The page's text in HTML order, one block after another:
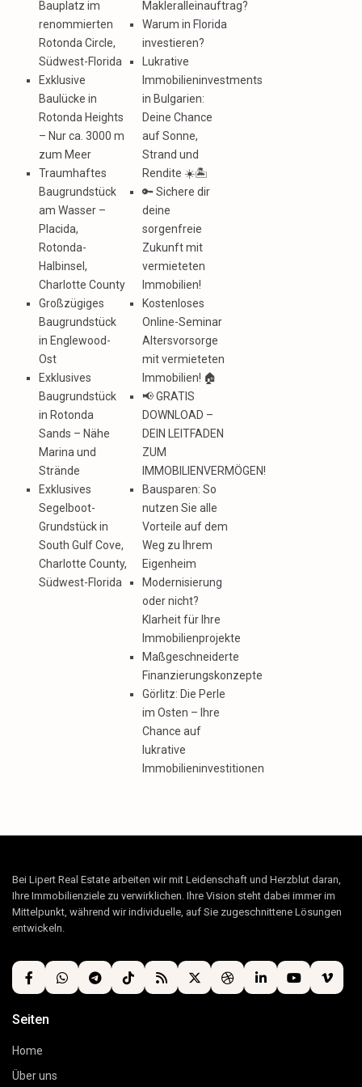
Bauplatz im
renommierten
Rotonda Circle,
Südwest-Florida
Exklusive
Baulücke in
Rotonda Heights
– Nur ca. 3000 m
zum Meer
Traumhaftes
Baugrundstück
am Wasser –
Placida,
Rotonda-
Halbinsel,
Charlotte County
Großzügiges
Baugrundstück
in Englewood-
Ost
Exklusives
Baugrundstück
in Rotonda
Sands – Nähe
Marina und
Strände
Exklusives
Segelboot-
Grundstück in
South Gulf Cove,
Charlotte County,
Südwest-Florida
Makleralleinauftrag?
Warum in Florida
investieren?
Lukrative
Immobilieninvestments
in Bulgarien:
Deine Chance
auf Sonne,
Strand und
Rendite ☀️🏝️
🔑 Sichere dir
deine
sorgenfreie
Zukunft mit
vermieteten
Immobilien!
Kostenloses
Online-Seminar
Altersvorsorge
mit vermieteten
Immobilien! 🏠
📢 GRATIS
DOWNLOAD –
DEIN LEITFADEN
ZUM
IMMOBILIENVERMÖGEN!
Bausparen: So
nutzen Sie alle
Vorteile auf dem
Weg zu Ihrem
Eigenheim
Modernisierung
oder nicht?
Klarheit für Ihre
Immobilienprojekte
Maßgeschneiderte
Finanzierungskonzepte
Görlitz: Die Perle
im Osten – Ihre
Chance auf
lukrative
Immobilieninvestitionen
Bei Lipert Real Estate arbeiten wir mit Leidenschaft und Herzblut daran,
Ihre Immobilienziele zu verwirklichen. Ihre Vision steht dabei immer im
Mittelpunkt, während wir individuelle, auf Sie zugeschnittene Lösungen
entwickeln.
Seiten
Home
Über uns